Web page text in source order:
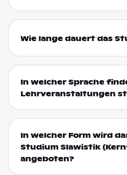
Wie lange dauert das
In welcher Sprache
Lehrveranstaltungen
In welcher Form wird
Studium Slawistik
angeboten?